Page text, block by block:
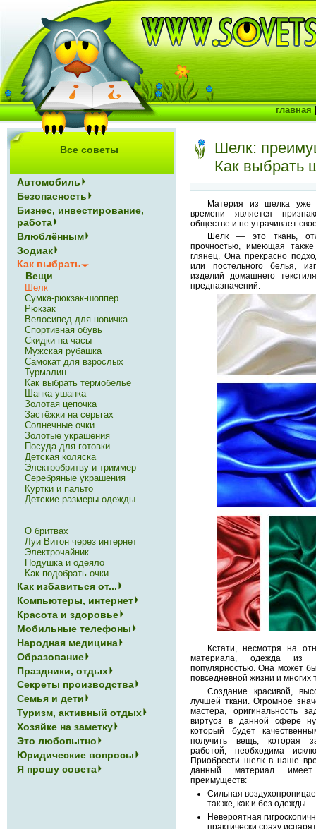
Шелк:
Как выбрать
Материя из шелка уже
времени является
обществе и не утрачивает
Шелк — это ткань,
прочностью, имеющая
глянец. Она прекрасно
или постельного белья,
изделий домашнего
предназначений.
Кстати, несмотря на
материала, одежда из
популярностью. Она может
повседневной жизни и многих
Создание красивой,
лучшей ткани. Огромное
мастера, оригинальность
виртуоз в данной сфере
который будет
получить вещь, которая
работой, необходима
Приобрести шелк в наше
данный материал
преимуществ:
Сильная
так же, как и без одежды.
Невероятная
практически сразу
Все советы
Автомобиль
Безопасность
Бизнес, инвестирование,
работа
Влюблённым
Зодиак
Как выбрать
Вещи
Шелк
Сумка-рюкзак-шоппер
Рюкзак
Велосипед для новичка
Спортивная обувь
Скидки на часы
Мужская рубашка
Самокат для взрослых
Турмалин
Как выбрать термобелье
Шапка-ушанка
Золотая цепочка
Застёжки на серьгах
Солнечные очки
Золотые украшения
Посуда для готовки
Детская коляска
Электробритву и триммер
Серебряные украшения
Куртки и пальто
Детские размеры одежды
О бритвах
Луи Витон через интернет
Электрочайник
Подушка и одеяло
Как подобрать очки
Как избавиться от...
Компьютеры, интернет
Красота и здоровье
Мобильные телефоны
Народная медицина
Образование
Праздники, отдых
Секреты производства
Семья и дети
Туризм, активный отдых
Хозяйке на заметку
Это любопытно
Юридические вопросы
Я прошу совета
главная